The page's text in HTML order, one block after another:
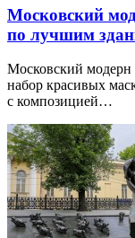
Московский
по лучшим
Московский модерн
набор красивых
с композицией…